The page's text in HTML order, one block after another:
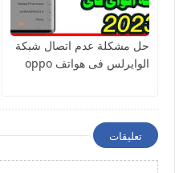
حل مشكلة عدم اتصال شبكة
الوايرلس فى هواتف oppo
تعليقات